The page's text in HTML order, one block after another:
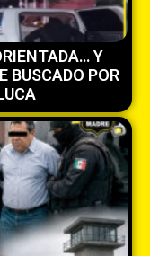
Y
BUSCADO POR